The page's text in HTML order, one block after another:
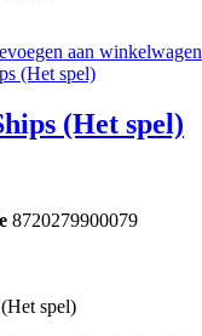
aan winkelwagen
(Het spel)
8720279900079
spel)